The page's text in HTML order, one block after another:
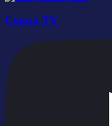
Сокол TV